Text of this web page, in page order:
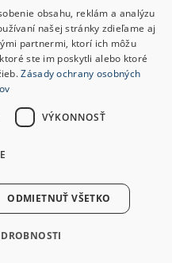
obsahu, reklám a analýzu
našej stránky zdieľame aj
partnermi, ktorí ich môžu
ste im poskytli alebo ktoré
Zásady ochrany osobných
VÝKONNOSŤ
ODMIETNUŤ VŠETKO